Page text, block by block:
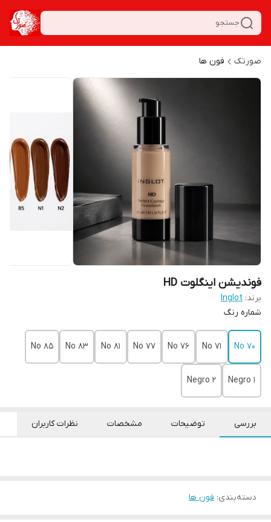
جستجو
صورتک فون ها
فوندیشن اینگلوت HD
برند: Inglot
شماره رنگ
No 70
No 71
No 76
No 77
No 81
No 83
No 85
Negro 1
Negro 2
بررسی توضیحات مشخصات نظرات کاربران
دسته‌بندی: فون ها